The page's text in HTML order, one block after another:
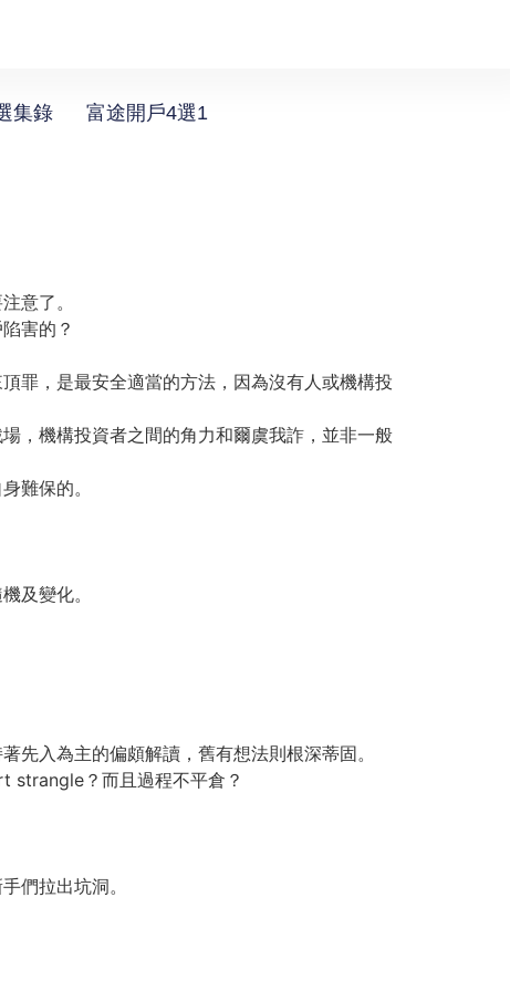
集錄
富途開戶4選1
意了。
害的？
罪，是最安全適當的方法，因為沒有人或機構投
，機構投資者之間的角力和爾虞我詐，並非一般
難保的。
及變化。
先入為主的偏頗解讀，舊有想法則根深蒂固。
strangle？而且過程不平倉？
們拉出坑洞。